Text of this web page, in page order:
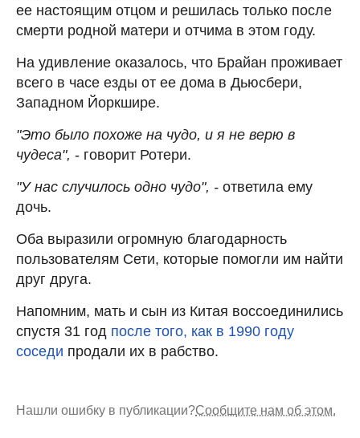
ее настоящим отцом и решилась только после
смерти родной матери и отчима в этом году.
На удивление оказалось, что Брайан проживает
всего в часе езды от ее дома в Дьюсбери,
Западном Йоркшире.
"Это было похоже на чудо, и я не верю в
чудеса", - говорит Ротери.
"У нас случилось одно чудо", - ответила ему
дочь.
Оба выразили огромную благодарность
пользователям Сети, которые помогли им найти
друг друга.
Напомним, мать и сын из Китая воссоединились
спустя 31 год после того, как в 1990 году
соседи продали их в рабство.
Нашли ошибку в публикации?Сообщите нам об этом.